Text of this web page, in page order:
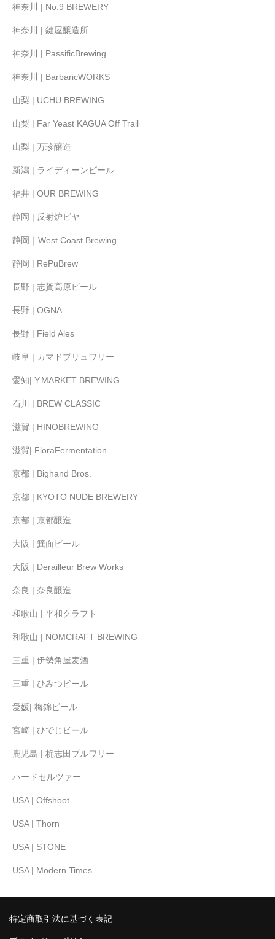
神奈川 | No.9 BREWERY
神奈川 | 鍵屋醸造所
神奈川 | PassificBrewing
神奈川 | BarbaricWORKS
山梨 | UCHU BREWING
山梨 | Far Yeast KAGUA Off Trail
山梨 | 万珍醸造
新潟 | ライディーンビール
福井 | OUR BREWING
静岡 | 反射炉ビヤ
静岡｜West Coast Brewing
静岡 | RePuBrew
長野 | 志賀高原ビール
長野 | OGNA
長野 | Field Ales
岐阜 | カマドブリュワリー
愛知| Y.MARKET BREWING
石川 | BREW CLASSIC
滋賀 | HINOBREWING
滋賀| FloraFermentation
京都 | Bighand Bros.
京都 | KYOTO NUDE BREWERY
京都 | 京都醸造
大阪 | 箕面ビール
大阪 | Derailleur Brew Works
奈良 | 奈良醸造
和歌山 | 平和クラフト
和歌山 | NOMCRAFT BREWING
三重 | 伊勢角屋麦酒
三重 | ひみつビール
愛媛| 梅錦ビール
宮崎 | ひでじビール
鹿児島 | 桷志田ブルワリー
ハードセルツァー
USA | Offshoot
USA | Thorn
USA | STONE
USA | Modern Times
特定商取引法に基づく表記